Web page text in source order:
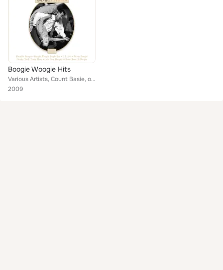
Boogie Woogie Hits
Various Artists, Count Basie, orchestra & piano, Jay McShann Trio, Pete Johnson, Jerry Murad's Harmonicats, Henry "Red" Allen, G...
2009